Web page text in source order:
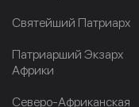
Cвятейший Патриарх
Патриарший Экзарх
Африки
Северо-Африканская